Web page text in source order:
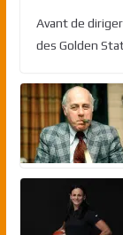
Avant de
des Golden